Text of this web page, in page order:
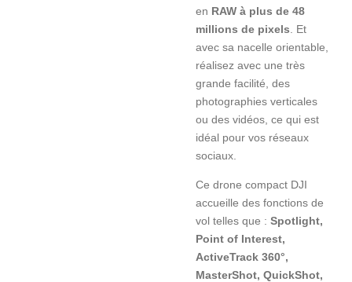
en RAW à plus de 48
millions de pixels . Et
avec sa nacelle orientable,
réalisez avec une très
grande facilité, des
photographies verticales
ou des vidéos, ce qui est
idéal pour vos réseaux
sociaux.
Ce drone compact DJI
accueille des fonctions de
vol telles que : Spotlight,
Point of Interest,
ActiveTrack 360°,
MasterShot, QuickShot,